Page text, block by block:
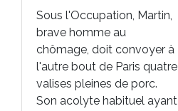
Sous l'Occupation, Martin,
brave homme au
chômage, doit convoyer à
l'autre bout de Paris quatre
valises pleines de porc.
Son acolyte habituel ayant